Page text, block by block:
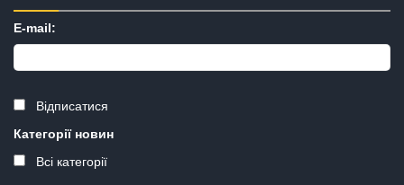
E-mail:
Відписатися
Категорії новин
Всі категорії